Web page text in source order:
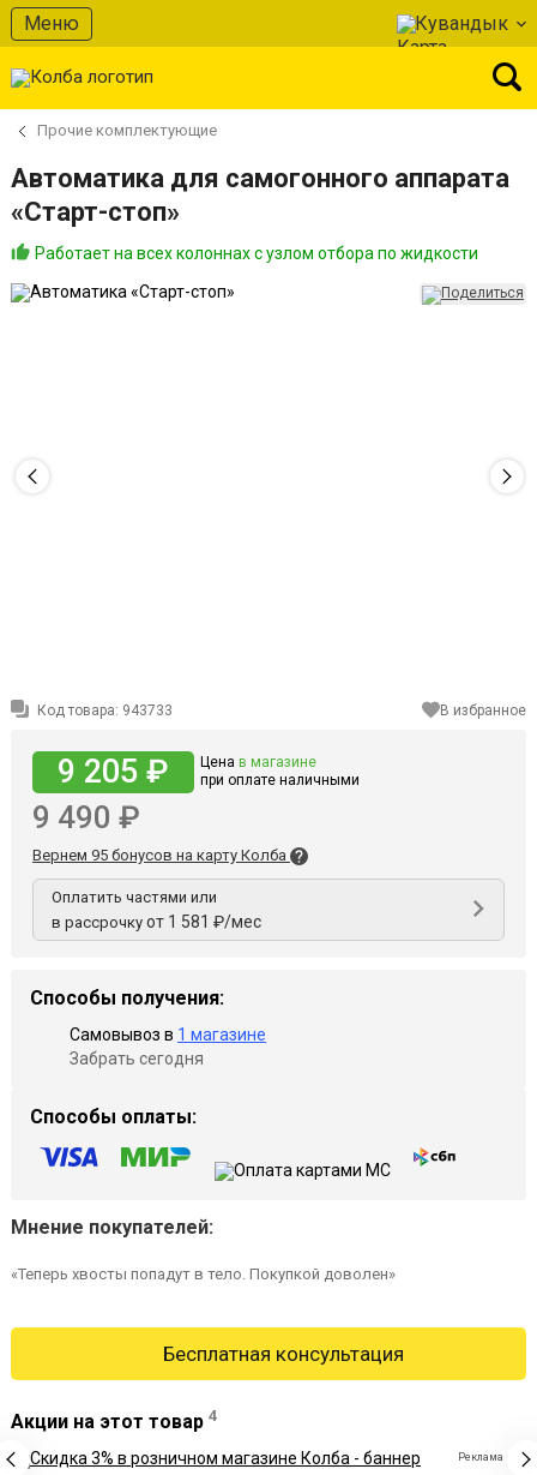
Меню Кувандык
Прочие комплектующие
Автоматика для самогонного аппарата
«Старт-стоп»
Работает на всех колоннах с узлом отбора по жидкости
Код товара: 943733 В избранное
9 205 ₽ Цена в магазине
при оплате наличными
9 490 ₽
Вернем 95 бонусов на карту Колба
Оплатить частями или
в рассрочку от 1 581 ₽/мес
Способы получения:
Самовывоз в 1 магазине
Забрать сегодня
Способы оплаты:
Мнение покупателей:
«Теперь хвосты попадут в тело. Покупкой доволен»
Бесплатная консультация
Акции на этот товар 4
Реклама